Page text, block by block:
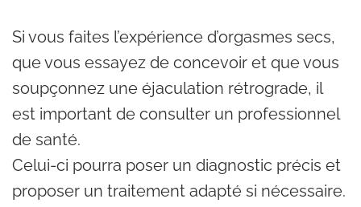
Si vous faites l’expérience d’orgasmes secs,
que vous essayez de concevoir et que vous
soupçonnez une éjaculation rétrograde, il
est important de consulter un professionnel
de santé.
Celui-ci pourra poser un diagnostic précis et
proposer un traitement adapté si nécessaire.